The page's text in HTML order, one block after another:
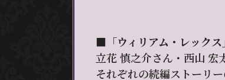
■「ウィリアム・レックス
立花 慎之介さん・西山 宏
それぞれの続編ストーリ